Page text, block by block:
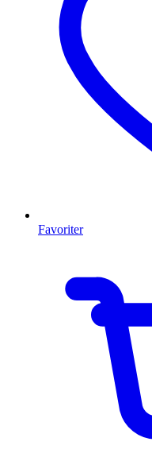
Favoriter